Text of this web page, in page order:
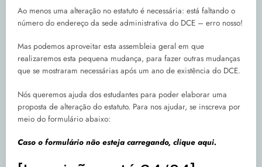
Ao menos uma alteração no estatuto é necessária: está faltando o
número do endereço da sede administrativa do DCE – erro nosso!
Mas podemos aproveitar esta assembleia geral em que
realizaremos esta pequena mudança, para fazer outras mudanças
que se mostraram necessárias após um ano de existência do DCE.
Nós queremos ajuda dos estudantes para poder elaborar uma
proposta de alteração do estatuto. Para nos ajudar, se inscreva por
meio do formulário abaixo:
Caso o formulário não esteja carregando, clique aqui.